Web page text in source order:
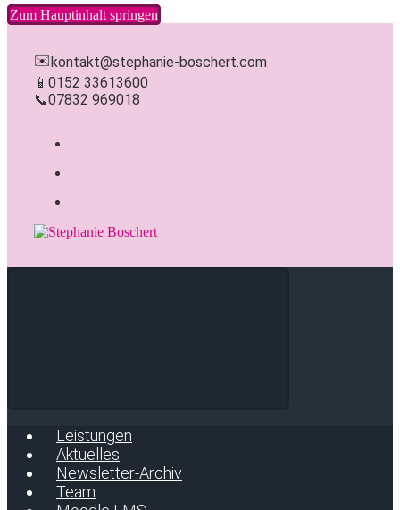
Zum Hauptinhalt springen
✉️kontakt@stephanie-boschert.com
📱 0152 33613600
📞07832 969018
Leistungen
Aktuelles
Newsletter-Archiv
Team